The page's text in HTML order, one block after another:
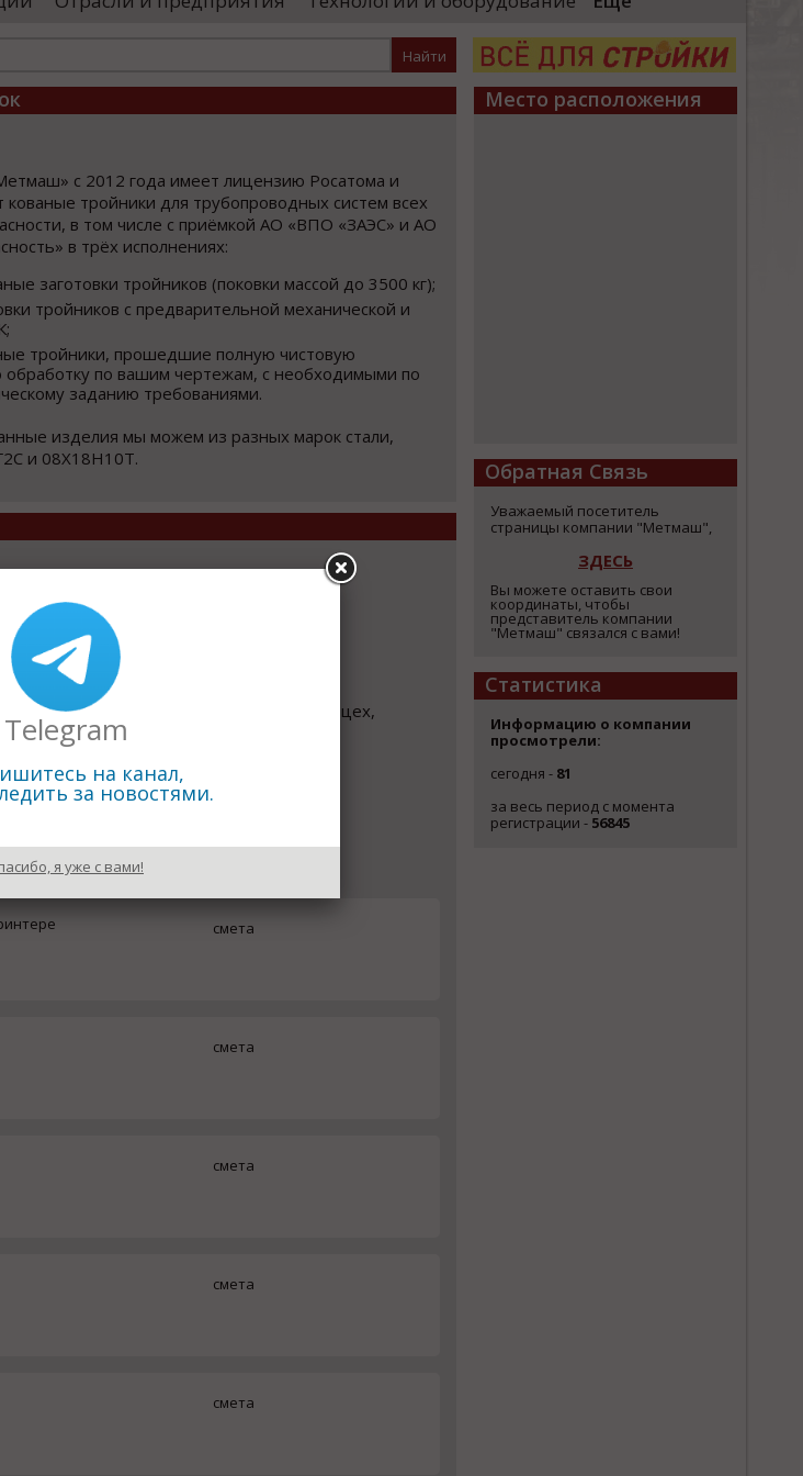
после
«Уральские локомотивы»)
высокоскоростных поездов. Главный вывод,
с 2012 года имеет лицензию Росатома и
кованые тройники для трубопроводных систем всех
в том числе с приёмкой АО «ВПО «ЗАЭС» и АО
в трёх исполнениях:
заготовки тройников (поковки массой до 3500 кг);
тройников с предварительной механической и
тройники, прошедшие полную чистовую
обработку по вашим чертежам, с необходимыми по
заданию требованиями.
изделия мы можем из разных марок стали,
и 08Х18Н10Т.
обл., г. Бор, ул. Луначарского, 128
В его структуру входят сталелитейный цех,
лаборатория.
смета
смета
смета
смета
смета
Место расположения
Обратная Связь
Уважаемый посетитель
страницы компании "Метмаш",
ЗДЕСЬ
Вы можете оставить свои
координаты, чтобы
представитель компании
"Метмаш" связался с вами!
Статистика
Информацию о компании
просмотрели:
сегодня - 81
за весь период с момента
регистрации - 56845
Telegram
на канал,
за новостями.
я уже с вами!